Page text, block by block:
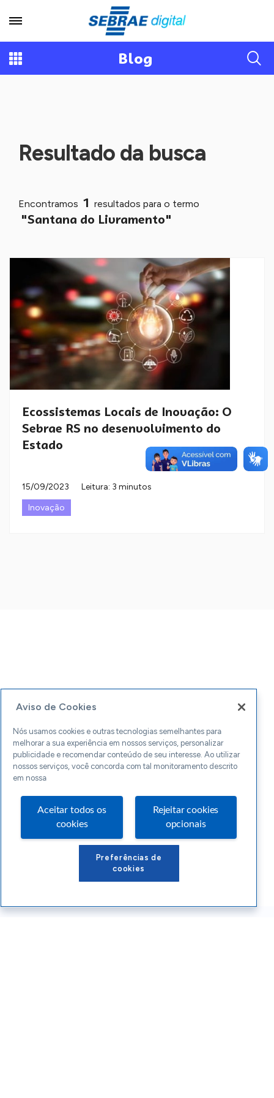
Blog
Resultado da busca
Encontramos 1 resultados para o termo
"Santana do Livramento"
Ecossistemas Locais de Inovação: O
Sebrae RS no desenvolvimento do
Estado
15/09/2023
Leitura: 3 minutos
Inovação
Aviso de Cookies
Nós usamos cookies e outras tecnologias semelhantes para
melhorar a sua experiência em nossos serviços, personalizar
publicidade e recomendar conteúdo de seu interesse. Ao utilizar
nossos serviços, você concorda com tal monitoramento descrito
em nossa
Aceitar todos os
cookies
Rejeitar cookies
opcionais
Preferências de
cookies